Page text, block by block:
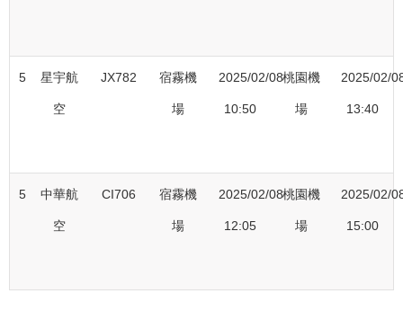
5 星宇航
空
JX782 宿霧機
場
2025/02/08
10:50
桃園機
場
2025/02/
13:40
5 中華航
空
CI706 宿霧機
場
2025/02/08
12:05
桃園機
場
2025/02/
15:00